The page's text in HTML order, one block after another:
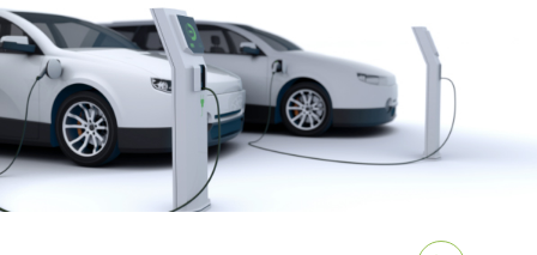
TEST DE RECHARGE DES CAMIONS
ÉLECTRIQUES À TRÈS HAUTE
PUISSANCE MCS
Rédigé par Philippe Schwoerer le 16 Mai 2023 à 06:00
0 commentaires